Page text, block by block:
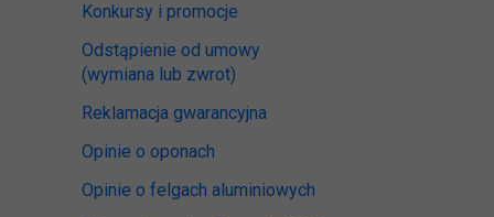
Konkursy i promocje
Odstąpienie od umowy
(wymiana lub zwrot)
Reklamacja gwarancyjna
Opinie o oponach
Opinie o felgach aluminiowych